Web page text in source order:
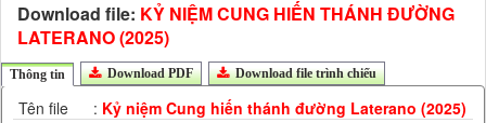
Download file: KỶ NIỆM CUNG HIẾN THÁNH ĐƯỜNG
LATERANO (2025)
Thông tin Download PDF Download file trình chiếu
Tên file : Kỷ niệm Cung hiến thánh đường Laterano (2025)